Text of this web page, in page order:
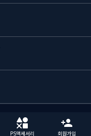
PS액세서리 회원가입